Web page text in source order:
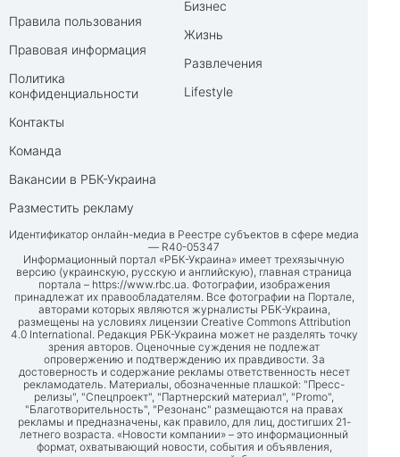
Правила пользования
Правовая информация
Политика
конфиденциальности
Контакты
Команда
Вакансии в РБК-Украина
Разместить рекламу
Бизнес
Жизнь
Развлечения
Lifestyle
Идентификатор онлайн-медиа в Реестре субъектов в сфере медиа
— R40-05347
Информационный портал «РБК-Украина» имеет трехязычную
версию (украинскую, русскую и английскую), главная страница
портала – https://www.rbc.ua. Фотографии, изображения
принадлежат их правообладателям. Все фотографии на Портале,
авторами которых являются журналисты РБК-Украина,
размещены на условиях лицензии Creative Commons Attribution
4.0 International. Редакция РБК-Украина может не разделять точку
зрения авторов. Оценочные суждения не подлежат
опровержению и подтверждению их правдивости. За
достоверность и содержание рекламы ответственность несет
рекламодатель. Материалы, обозначенные плашкой: "Пресс-
релизы", "Спецпроект", "Партнерский материал", "Promo",
"Благотворительность", "Резонанс" размещаются на правах
рекламы и предназначены, как правило, для лиц, достигших 21-
летнего возраста. «Новости компании» – это информационный
формат, охватывающий новости, события и объявления,